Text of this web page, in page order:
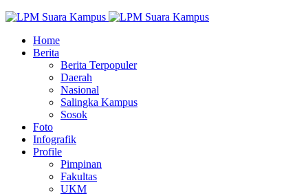
Home
Berita
Berita Terpopuler
Daerah
Nasional
Salingka Kampus
Sosok
Foto
Infografik
Profile
Pimpinan
Fakultas
UKM